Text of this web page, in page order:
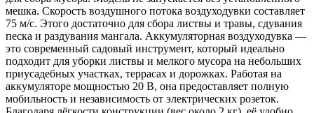
мешка. Скорость воздушного потока воздуходувки составляет
75 м/с. Этого достаточно для сбора листвы и травы, сдувания
песка и раздувания мангала. Аккумуляторная воздуходувка —
это современный садовый инструмент, который идеально
подходит для уборки листвы и мелкого мусора на небольших
приусадебных участках, террасах и дорожках. Работая на
аккумуляторе мощностью 20 В, она предоставляет полную
мобильность и независимость от электрических розеток.